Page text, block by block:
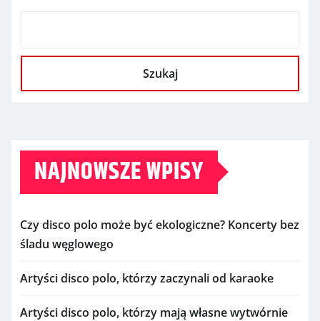
Szukaj
NAJNOWSZE WPISY
Czy disco polo może być ekologiczne? Koncerty bez
śladu węglowego
Artyści disco polo, którzy zaczynali od karaoke
Artyści disco polo, którzy mają własne wytwórnie